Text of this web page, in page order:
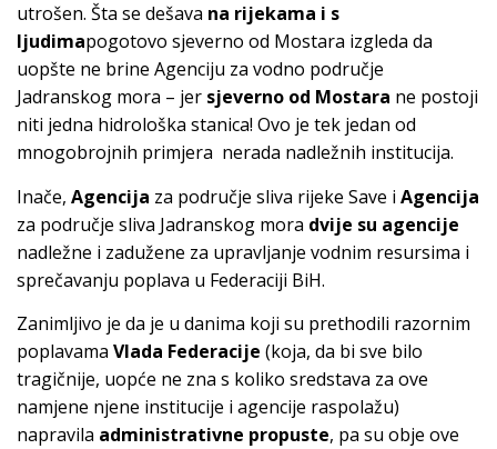
utrošen. Šta se dešava na rijekama i s
ljudimapogotovo sjeverno od Mostara izgleda da
uopšte ne brine Agenciju za vodno područje
Jadranskog mora – jer sjeverno od Mostara ne postoji
niti jedna hidrološka stanica! Ovo je tek jedan od
mnogobrojnih primjera nerada nadležnih institucija.
Inače, Agencija za područje sliva rijeke Save i Agencija
za područje sliva Jadranskog mora dvije su agencije
nadležne i zadužene za upravljanje vodnim resursima i
sprečavanju poplava u Federaciji BiH.
Zanimljivo je da je u danima koji su prethodili razornim
poplavama Vlada Federacije (koja, da bi sve bilo
tragičnije, uopće ne zna s koliko sredstava za ove
namjene njene institucije i agencije raspolažu)
napravila administrativne propuste, pa su obje ove